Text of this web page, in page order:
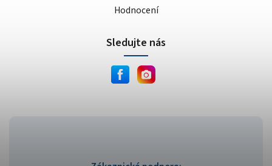
Hodnocení
Sledujte nás